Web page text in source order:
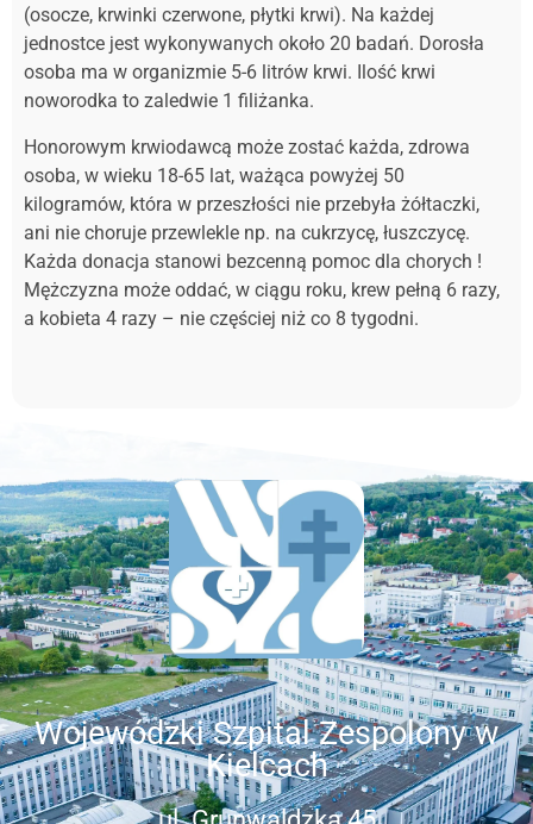
(osocze, krwinki czerwone, płytki krwi). Na każdej
jednostce jest wykonywanych około 20 badań. Dorosła
osoba ma w organizmie 5-6 litrów krwi. Ilość krwi
noworodka to zaledwie 1 filiżanka.
Honorowym krwiodawcą może zostać każda, zdrowa
osoba, w wieku 18-65 lat, ważąca powyżej 50
kilogramów, która w przeszłości nie przebyła żółtaczki,
ani nie choruje przewlekle np. na cukrzycę, łuszczycę.
Każda donacja stanowi bezcenną pomoc dla chorych !
Mężczyzna może oddać, w ciągu roku, krew pełną 6 razy,
a kobieta 4 razy – nie częściej niż co 8 tygodni.
Wojewódzki Szpital Zespolony w
Kielcach